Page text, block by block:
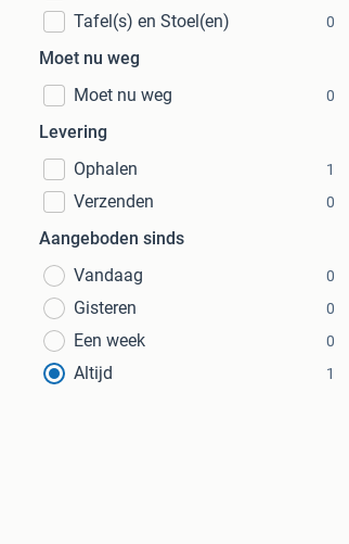
Tafel(s) en Stoel(en) 0
Moet nu weg
Moet nu weg
0
Levering
Ophalen
1
Verzenden 0
Aangeboden sinds
Vandaag
0
Gisteren 0
Een week 0
Altijd 1